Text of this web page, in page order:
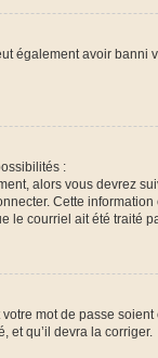
également avoir
:
alors vous
Cette
courriel ait été traité
mot de passe
et qu’il devra la corriger.